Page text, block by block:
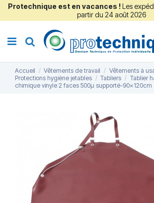
Protechnique est en vacances !Les
partir du 24 août 2026
Accueil Vêtements de travail
Vêtements à
Protections hygiène jetables
Tabliers
Tablier
chimique vinyle 2 faces 500µ supporté-90x120cm